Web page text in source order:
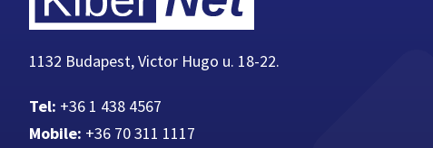
1132 Budapest, Victor Hugo u. 18-22.
Tel: +36 1 438 4567
Mobile: +36 70 311 1117